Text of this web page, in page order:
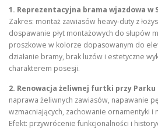
1. Reprezentacyjna brama wjazdowa w
Zakres: montaż zawiasów heavy‑duty z
dospawanie płyt montażowych do słupów
proszkowe w kolorze dopasowanym do
działanie bramy, brak luzów i estetyczne
charakterem posesji.
2. Renowacja żeliwnej furtki przy Parku
naprawa żeliwnych zawiasów, napawanie
wzmacniających, zachowanie ornamentyki i
Efekt: przywrócenie funkcjonalności i